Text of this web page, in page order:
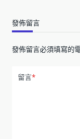
發佈留言
發佈留言必須填寫的
留言*